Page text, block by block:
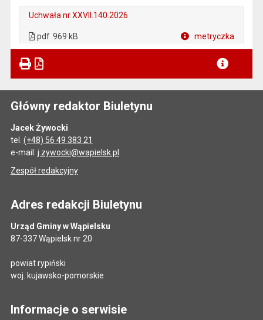
Uchwała nr XXVII.140.2026
pdf 969 kB metryczka
Główny redaktor Biuletynu
Jacek Żywocki
tel. (+48) 56 49 383 21
e-mail: j.zywocki@wapielsk.pl
Zespół redakcyjny
Adres redakcji Biuletynu
Urząd Gminy w Wąpielsku
87-337 Wąpielsk nr 20
powiat rypiński
woj. kujawsko-pomorskie
Informacje o serwisie